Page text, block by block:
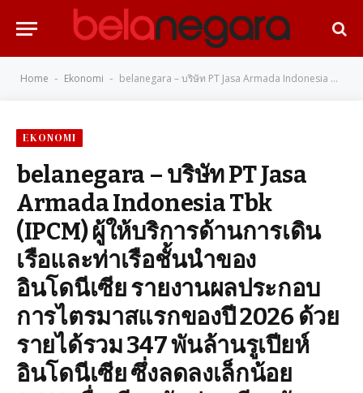
Home - Ekonomi - belanegara – บริษัท PT Jasa Armada Indonesia Tbk (IPCM) ผู้ให้บริการด้านการเดินเรือและท่าเรือชั้นนำของอินโดนีเซีย รายงานผลประกอบการไตรมาสแรกของปี 2026 ด้วยรายได้รวม 347 พันล้านรูเปียห์อินโดนีเซีย ซึ่งลดลงเล็กน้อย 2.3% เมื่อเทียบกับช่วงเดียวกันของปี 2025 ที่ทำได้ 355 พันล้านรูเปียห์อินโดนีเซีย แม้ตัวเลขรายได้จะปรับลดลง แต่สิ่งที่น่าจับตาคือความสามารถในการทำกำไรที่ยังคงแข็งแกร่งและเติบโตสวนทางกับกระแสเศรษฐกิจที่ผันผวน
EKONOMI
belanegara – บริษัท PT Jasa
Armada Indonesia Tbk
(IPCM) ผู้ให้บริการด้านการเดิน
เรือและท่าเรือชั้นนำของ
อินโดนีเซีย รายงานผลประกอบ
การไตรมาสแรกของปี 2026 ด้วย
รายได้รวม 347 พันล้านรูเปียห์
อินโดนีเซีย ซึ่งลดลงเล็กน้อย